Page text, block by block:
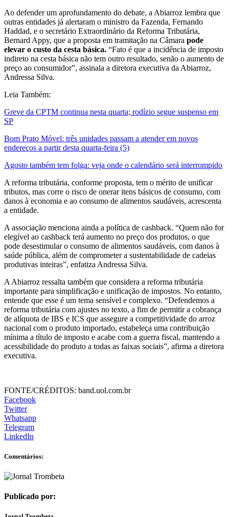
Ao defender um aprofundamento do debate, a Abiarroz lembra que
outras entidades já alertaram o ministro da Fazenda, Fernando
Haddad, e o secretário Extraordinário da Reforma Tributária,
Bernard Appy, que a proposta em tramitação na Câmara pode
elevar o custo da cesta básica. “Fato é que a incidência de imposto
indireto na cesta básica não tem outro resultado, senão o aumento de
preço ao consumidor”, assinala a diretora executiva da Abiarroz,
Andressa Silva.
Leia Também:
Greve da CPTM continua nesta quarta; rodízio segue suspenso em
SP
Bom Prato Móvel: três unidades passam a atender em novos
endereços a partir desta quarta-feira (5)
Agosto também tem folga: veja onde o calendário será interrompido
A reforma tributária, conforme proposta, tem o mérito de unificar
tributos, mas corre o risco de onerar itens básicos de consumo, com
danos à economia e ao consumo de alimentos saudáveis, acrescenta
a entidade.
A associação menciona ainda a política de cashback. “Quem não for
elegível ao cashback terá aumento no preço dos produtos, o que
pode desestimular o consumo de alimentos saudáveis, com danos à
saúde pública, além de comprometer a sustentabilidade de cadeias
produtivas inteiras”, enfatiza Andressa Silva.
A Abiarroz ressalta também que considera a reforma tributária
importante para simplificação e unificação de impostos. No entanto,
entende que esse é um tema sensível e complexo. “Defendemos a
reforma tributária com ajustes no texto, a fim de permitir a cobrança
de alíquota de IBS e ICS que assegure a competitividade do arroz
nacional com o produto importado, estabeleça uma contribuição
mínima a título de imposto e acabe com a guerra fiscal, mantendo a
acessibilidade do produto a todas as faixas sociais”, afirma a diretora
executiva.
FONTE/CRÉDITOS: band.uol.com.br
Facebook
Twitter
Whatsapp
Telegram
LinkedIn
Comentários:
Publicado por: